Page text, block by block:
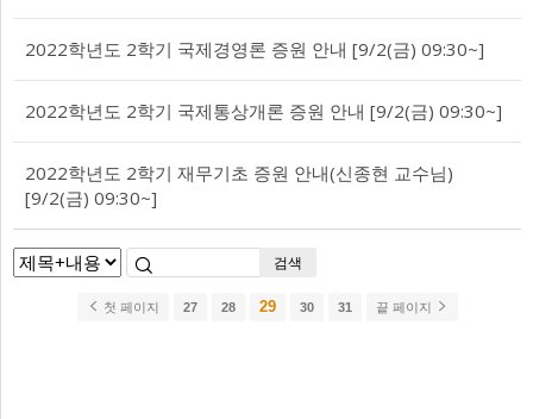
2022학년도 2학기 국제경영론 증원 안내 [9/2(금) 09:30~]
2022학년도 2학기 국제통상개론 증원 안내 [9/2(금) 09:30~]
2022학년도 2학기 재무기초 증원 안내(신종현 교수님)
[9/2(금) 09:30~]
검색
첫 페이지 27 28 29 30 31 끝 페이지